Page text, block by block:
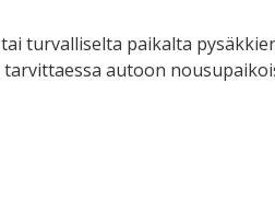
turvalliselta paikalta
autoon